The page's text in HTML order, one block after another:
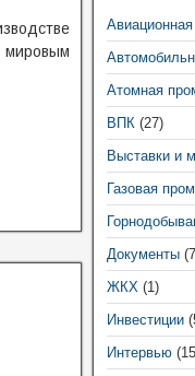
мировым
Атомная
ВПК(27)
Выставки и
Газовая
Документы
ЖКХ(1)
Инвестиции
Интервью